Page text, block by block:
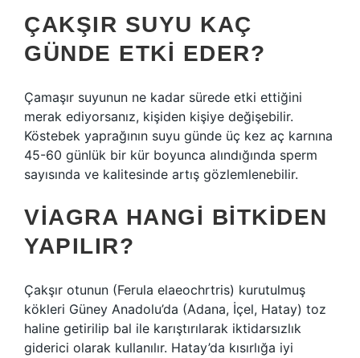
ÇAKŞIR SUYU KAÇ
GÜNDE ETKI EDER?
Çamaşır suyunun ne kadar sürede etki ettiğini
merak ediyorsanız, kişiden kişiye değişebilir.
Köstebek yaprağının suyu günde üç kez aç karnına
45-60 günlük bir kür boyunca alındığında sperm
sayısında ve kalitesinde artış gözlemlenebilir.
VIAGRA HANGI BITKIDEN
YAPILIR?
Çakşır otunun (Ferula elaeochrtris) kurutulmuş
kökleri Güney Anadolu’da (Adana, İçel, Hatay) toz
haline getirilip bal ile karıştırılarak iktidarsızlık
giderici olarak kullanılır. Hatay’da kısırlığa iyi